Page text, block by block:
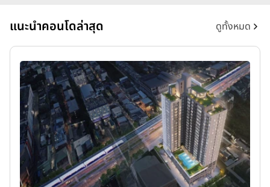
แนะนำคอนโดล่าสุด ดูทั้งหมด